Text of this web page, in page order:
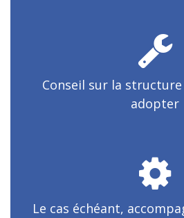
Conseil sur la
adopter
Le cas échéant,